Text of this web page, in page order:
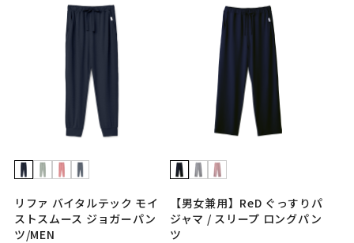
リファ バイタルテック モイ
ストスムース ジョガーパン
ツ/MEN
【男女兼用】ReD ぐっすりパ
ジャマ / スリープ ロングパン
ツ